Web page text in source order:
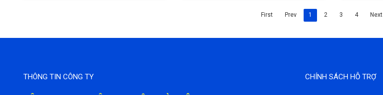
First Prev 1 2 3 4 Next
THÔNG TIN CÔNG TY CHÍNH SÁCH HỖ TRỢ